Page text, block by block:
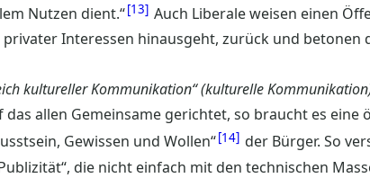
Nutzen dient.“ 13
Auch Liberale weisen einen
Interessen hinausgeht, zurück und betonen
kultureller Kommunikation“ (kulturelle
allen Gemeinsame gerichtet, so braucht es eine
Gewissen und Wollen“ 14 der Bürger. So
die nicht einfach mit den technischen